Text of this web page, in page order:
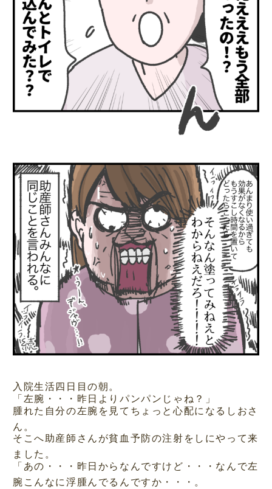
入院生活四日目の朝。
「左腕・・・昨日よりパンパンじゃね？」
腫れた自分の左腕を見てちょっと心配になるしおさ
ん。
そこへ助産師さんが貧血予防の注射をしにやって来
ました。
「あの・・・昨日からなんですけど・・・なんで左
腕こんなに浮腫んでるんですか・・・。